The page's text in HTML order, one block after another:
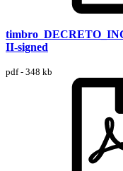
II-signed
pdf - 348 kb